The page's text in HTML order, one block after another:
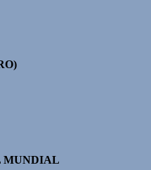
MUNDIAL